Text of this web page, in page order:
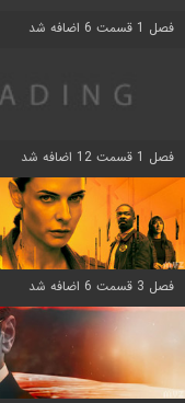
فصل 1 قسمت 6 اضافه شد
فصل 1 قسمت 12 اضافه شد
فصل 3 قسمت 6 اضافه شد